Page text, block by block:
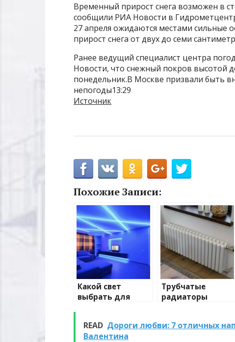
Временный прирост снега возможен в
сообщили РИА Новости в
27 апреля ожидаются местами сильные
прирост снега от двух до семи
Ранее ведущий специалист центра
Новости, что снежный покров высотой
понедельник.В Москве призвали быть
непогоды13:29
Источник
Похожие Записи:
Какой свет
выбрать для
Трубчатые
радиаторы
READ Дороги любви: 7 отличных
Валентина